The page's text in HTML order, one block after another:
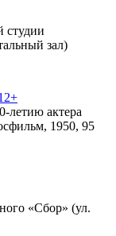
студии
зал)
летию актера
1950, 95
«Сбор» (ул.